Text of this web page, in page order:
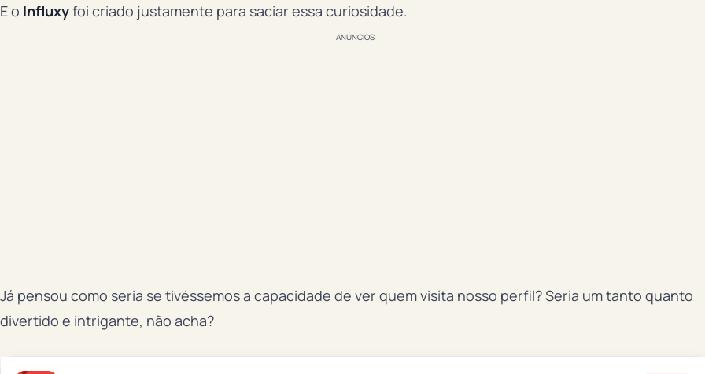
E o Influxyfoi criado justamente para saciar essa curiosidade.
ANÚNCIOS
Já pensou como seria se tivéssemos a capacidade de ver quem visita nosso perfil? Seria um tanto quanto
divertido e intrigante, não acha?